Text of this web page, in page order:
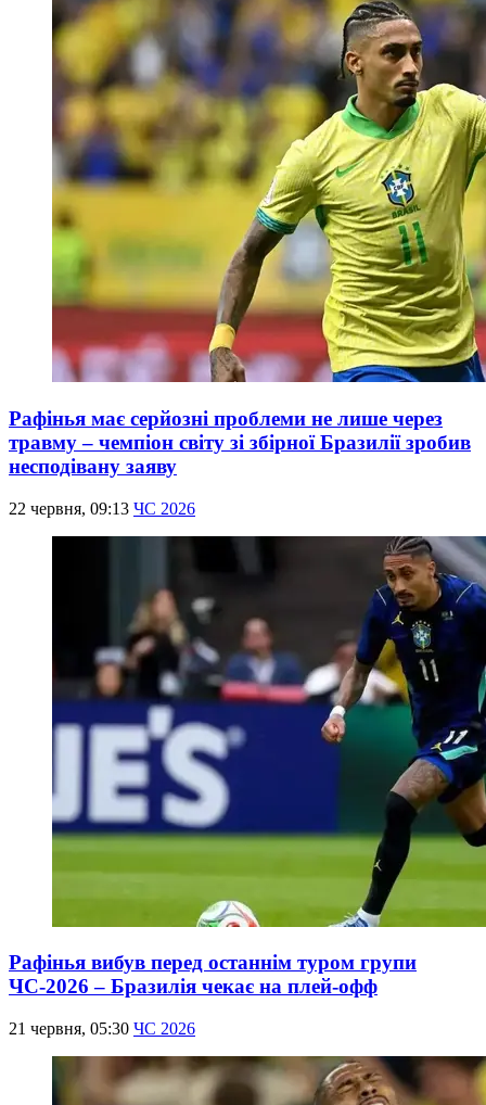
Рафінья має серйозні проблеми не лише через
травму – чемпіон світу зі збірної Бразилії зробив
несподівану заяву
22 червня, 09:13 ЧС 2026
Рафінья вибув перед останнім туром групи
ЧС-2026 – Бразилія чекає на плей-офф
21 червня, 05:30 ЧС 2026